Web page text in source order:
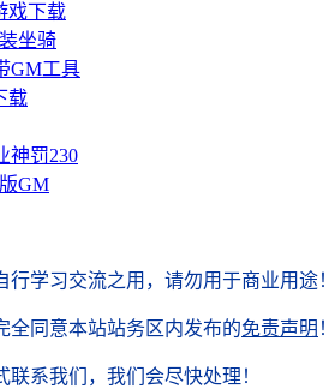
戏下载
坐骑
GM工具
载
神罚230
GM
行学习交流之用，请勿用于商业用途！
全同意本站站务区内发布的免责声明 ！
系我们，我们会尽快处理！